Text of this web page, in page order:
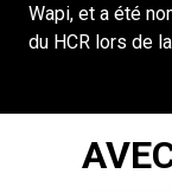
Wapi, et a été
du HCR lors de